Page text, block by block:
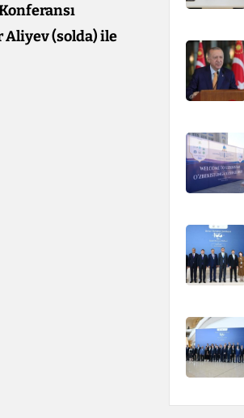
Aliyev (solda) ile